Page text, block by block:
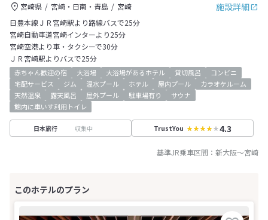
施設詳細
宮崎県 宮崎・日南・青島
宮崎
日豊本線ＪＲ宮崎駅より路線バスで25分
宮崎自動車道宮崎インターより25分
宮崎空港より車・タクシーで30分
ＪＲ宮崎駅よりバスで25分
赤ちゃん歓迎の宿 大浴場 大浴場があるホテル 貸切風呂
コンビニ
宅配サービス
ジム 温水プール ホテル 屋内プール
カラオケルーム
天然温泉
露天風呂 屋外プール 駐車場有り
サウナ
館内に車いす利用トイレ
日本旅行 収集中 TrustYou 4.3
基準JR乗車区間： 新大阪～宮崎